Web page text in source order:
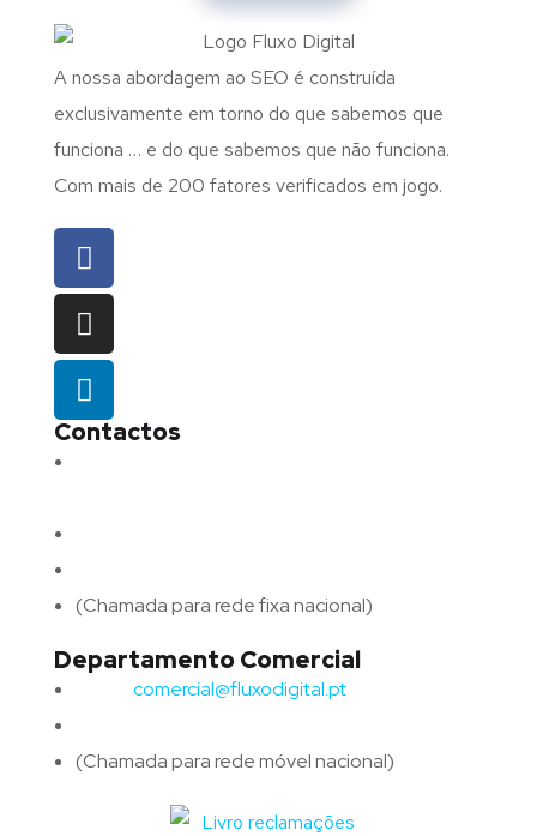
A nossa abordagem ao SEO é construída
exclusivamente em torno do que sabemos que
funciona … e do que sabemos que não funciona.
Com mais de 200 fatores verificados em jogo.
Contactos
(Chamada para rede fixa nacional)
Departamento Comercial
comercial@fluxodigital.pt
(Chamada para rede móvel nacional)